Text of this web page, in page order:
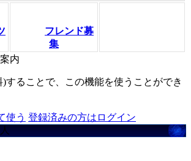
フレンド募
集
内
することで、この機能を使うことができ
使う 登録済みの方はログイン